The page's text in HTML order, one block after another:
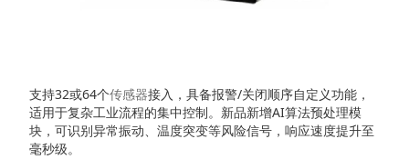
支持32或64个传感器接入，具备报警/关闭顺序自定义功能，
适用于复杂工业流程的集中控制。新品新增AI算法预处理模
块，可识别异常振动、温度突变等风险信号，响应速度提升至
毫秒级。